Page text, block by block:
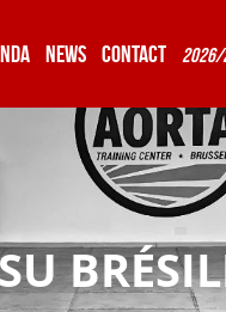
NEWS CONTACT 2026/